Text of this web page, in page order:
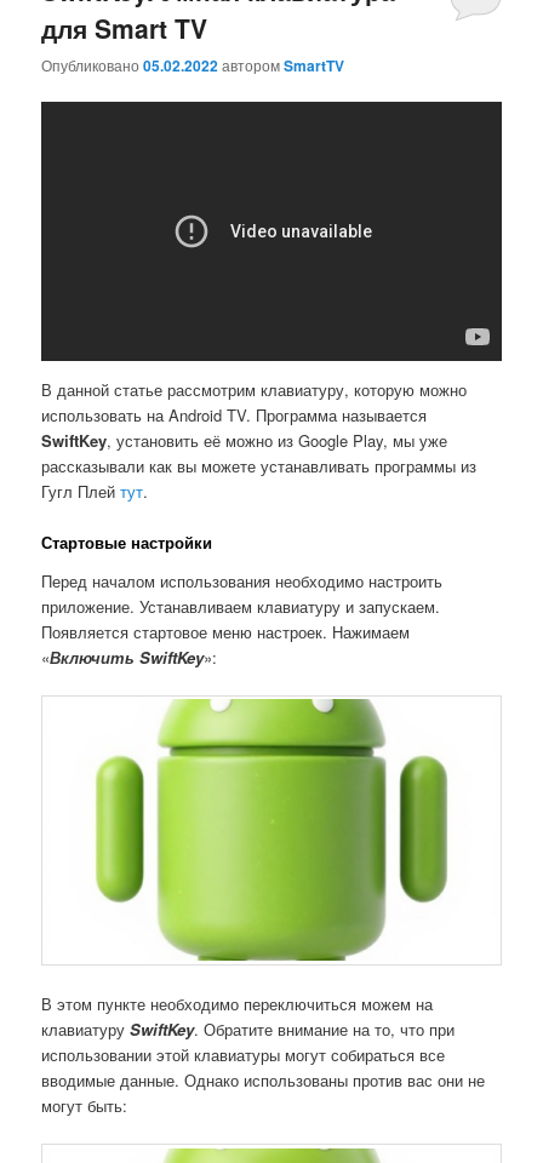
для Smart TV
Опубликовано05.02.2022авторомSmartTV
В данной статье рассмотрим клавиатуру, которую можно
использовать на Android TV. Программа называется
SwiftKey, установить её можно из Google Play, мы уже
рассказывали как вы можете устанавливать программы из
Гугл Плейтут.
Стартовые настройки
Перед началом использования необходимо настроить
приложение. Устанавливаем клавиатуру и запускаем.
Появляется стартовое меню настроек. Нажимаем
«Включить SwiftKey»:
В этом пункте необходимо переключиться можем на
клавиатуруSwiftKey. Обратите внимание на то, что при
использовании этой клавиатуры могут собираться все
вводимые данные. Однако использованы против вас они не
могут быть: